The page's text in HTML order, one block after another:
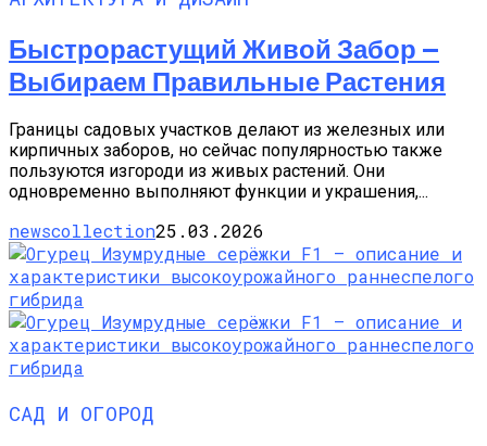
Быстрорастущий Живой Забор —
Выбираем Правильные Растения
Границы садовых участков делают из железных или
кирпичных заборов, но сейчас популярностью также
пользуются изгороди из живых растений. Они
одновременно выполняют функции и украшения,...
newscollection25.03.2026
САД И ОГОРОД